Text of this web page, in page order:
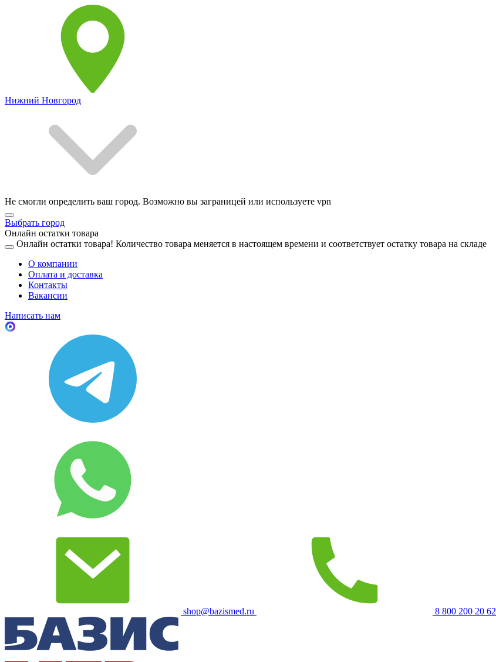
Нижний Новгород
Не смогли определить ваш город. Возможно вы заграницей или используете vpn
Выбрать город
Онлайн остатки товара
Онлайн остатки товара! Количество товара меняется в настоящем времени и соответствует остатку товара на складе
О компании
Оплата и доставка
Контакты
Вакансии
Написать нам
shop@bazismed.ru 8 800 200 20 62